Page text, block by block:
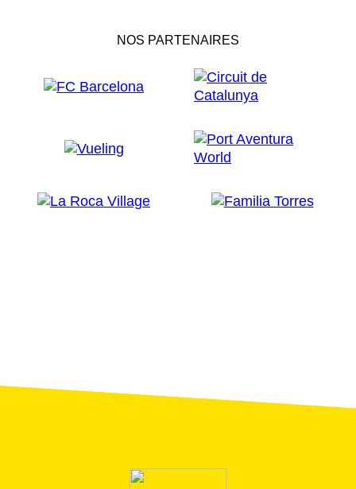
NOS PARTENAIRES